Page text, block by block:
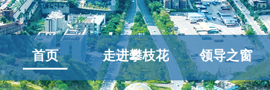
首页 走进攀枝花 领导之窗